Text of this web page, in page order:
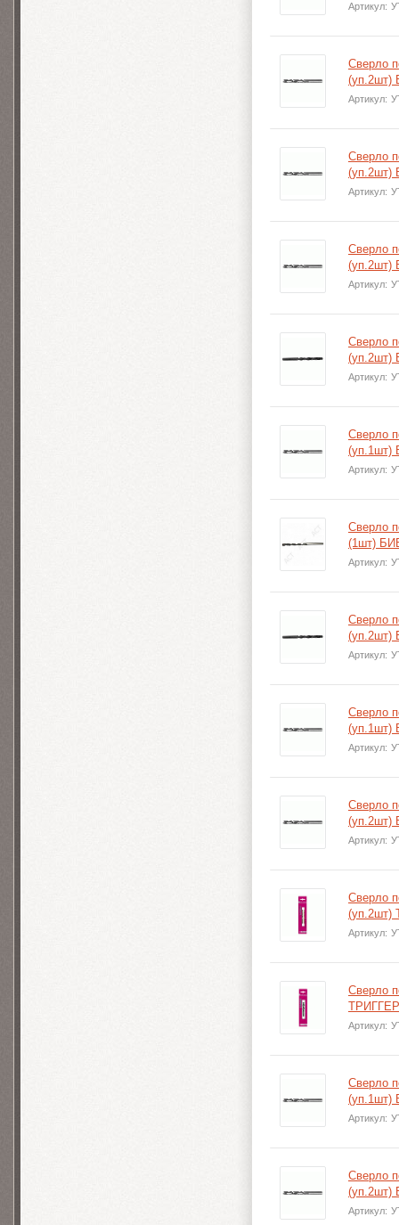
Артикул:
Сверло
(уп.2шт)
Артикул:
Сверло
(уп.2шт)
Артикул:
Сверло
(уп.2шт)
Артикул:
Сверло
(уп.2шт)
Артикул:
Сверло
(уп.1шт)
Артикул:
Сверло
(1шт)
Артикул:
Сверло
(уп.2шт)
Артикул:
Сверло
(уп.1шт)
Артикул:
Сверло
(уп.2шт)
Артикул:
Сверло
(уп.2шт)
Артикул:
Сверло
Артикул:
Сверло
(уп.1шт)
Артикул:
Сверло
(уп.2шт)
Артикул: